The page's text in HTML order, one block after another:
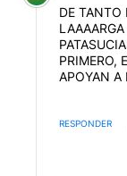
DE TANTO
PATASUCIAS
PRIMERO,
APOYAN A
CÉLULAS
UNOS U
DIÁLOGO!
RESPONDER